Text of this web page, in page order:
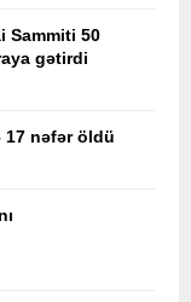
Sammiti 50
gətirdi
17 nəfər öldü